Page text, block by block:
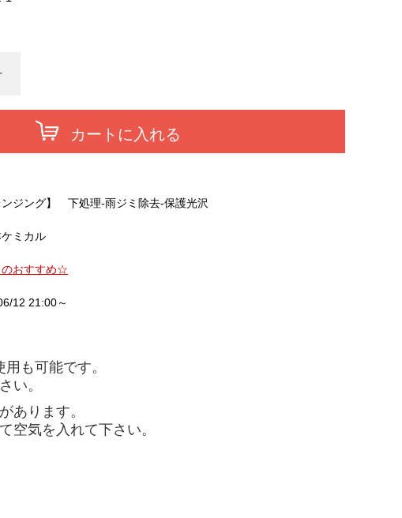
カートに入れる
ンジング】 下処理-雨ジミ除去-保護光沢
ミカル
おすすめ☆
12 21:00～
も可能です。
い。
あります。
空気を入れて下さい。